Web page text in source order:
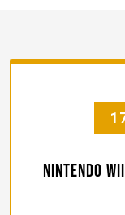
Nintendo